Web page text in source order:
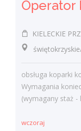
KIELECKIE PRZEDSIĘBIORSTWO
świętokrzyskie/
obsługa koparki
Wymagania
(wymagany staż -
wczoraj